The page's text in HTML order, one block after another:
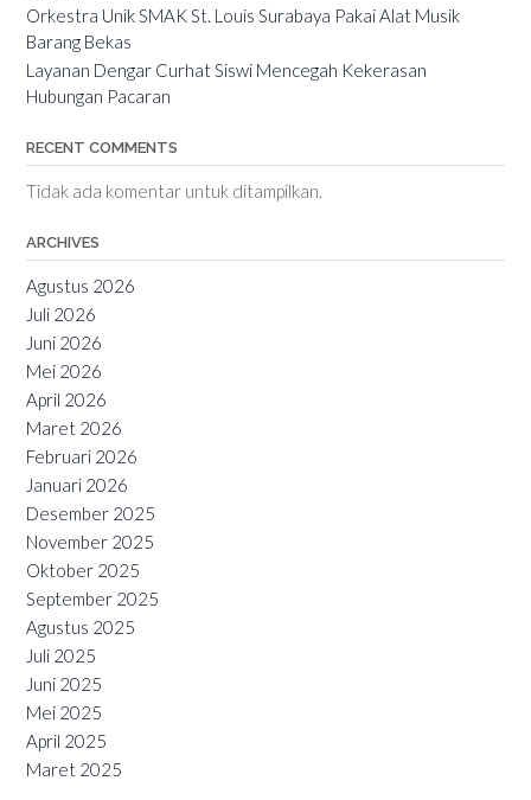
Orkestra Unik SMAK St. Louis Surabaya Pakai Alat Musik
Barang Bekas
Layanan Dengar Curhat Siswi Mencegah Kekerasan
Hubungan Pacaran
RECENT COMMENTS
Tidak ada komentar untuk ditampilkan.
ARCHIVES
Agustus 2026
Juli 2026
Juni 2026
Mei 2026
April 2026
Maret 2026
Februari 2026
Januari 2026
Desember 2025
November 2025
Oktober 2025
September 2025
Agustus 2025
Juli 2025
Juni 2025
Mei 2025
April 2025
Maret 2025